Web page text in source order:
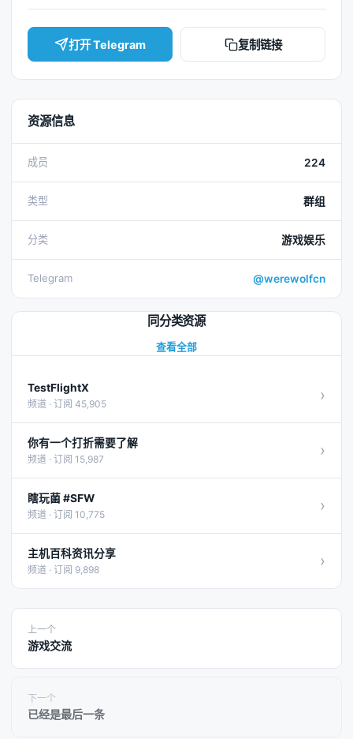
打开 Telegram 复制链接
资源信息
成员 224
类型 群组
分类 游戏娱乐
Telegram @werewolfcn
同分类资源
查看全部
TestFlightX
频道 · 订阅 45,905 ›
你有一个打折需要了解
频道 · 订阅 15,987 ›
瞎玩菌 #SFW
频道 · 订阅 10,775 ›
主机百科资讯分享
频道 · 订阅 9,898 ›
上一个
游戏交流
下一个
已经是最后一条